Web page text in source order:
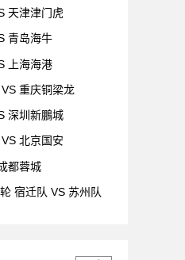
天津津门虎
青岛海牛
上海海港
重庆铜梁龙
深圳新鵬城
北京国安
都蓉城
宿迁队 VS 苏州队